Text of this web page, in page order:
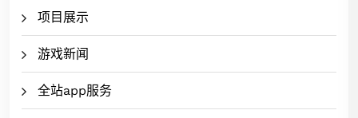
项目展示
游戏新闻
全站app服务